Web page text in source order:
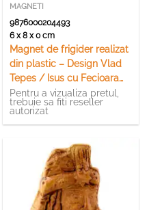
MAGNETI
9876000204493
6 x 8 x 0 cm
Magnet de frigider realizat
din plastic – Design Vlad
Tepes / Isus cu Fecioara
Maria – 2 modele
Pentru a vizualiza pretul,
trebuie sa fiti reseller
autorizat